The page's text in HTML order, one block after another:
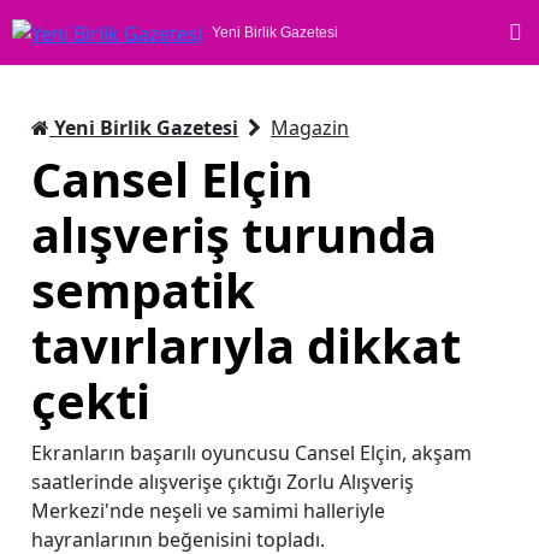
Yeni Birlik Gazetesi
Yeni Birlik Gazetesi Magazin
Cansel Elçin
alışveriş turunda
sempatik
tavırlarıyla dikkat
çekti
Ekranların başarılı oyuncusu Cansel Elçin, akşam
saatlerinde alışverişe çıktığı Zorlu Alışveriş
Merkezi'nde neşeli ve samimi halleriyle
hayranlarının beğenisini topladı.